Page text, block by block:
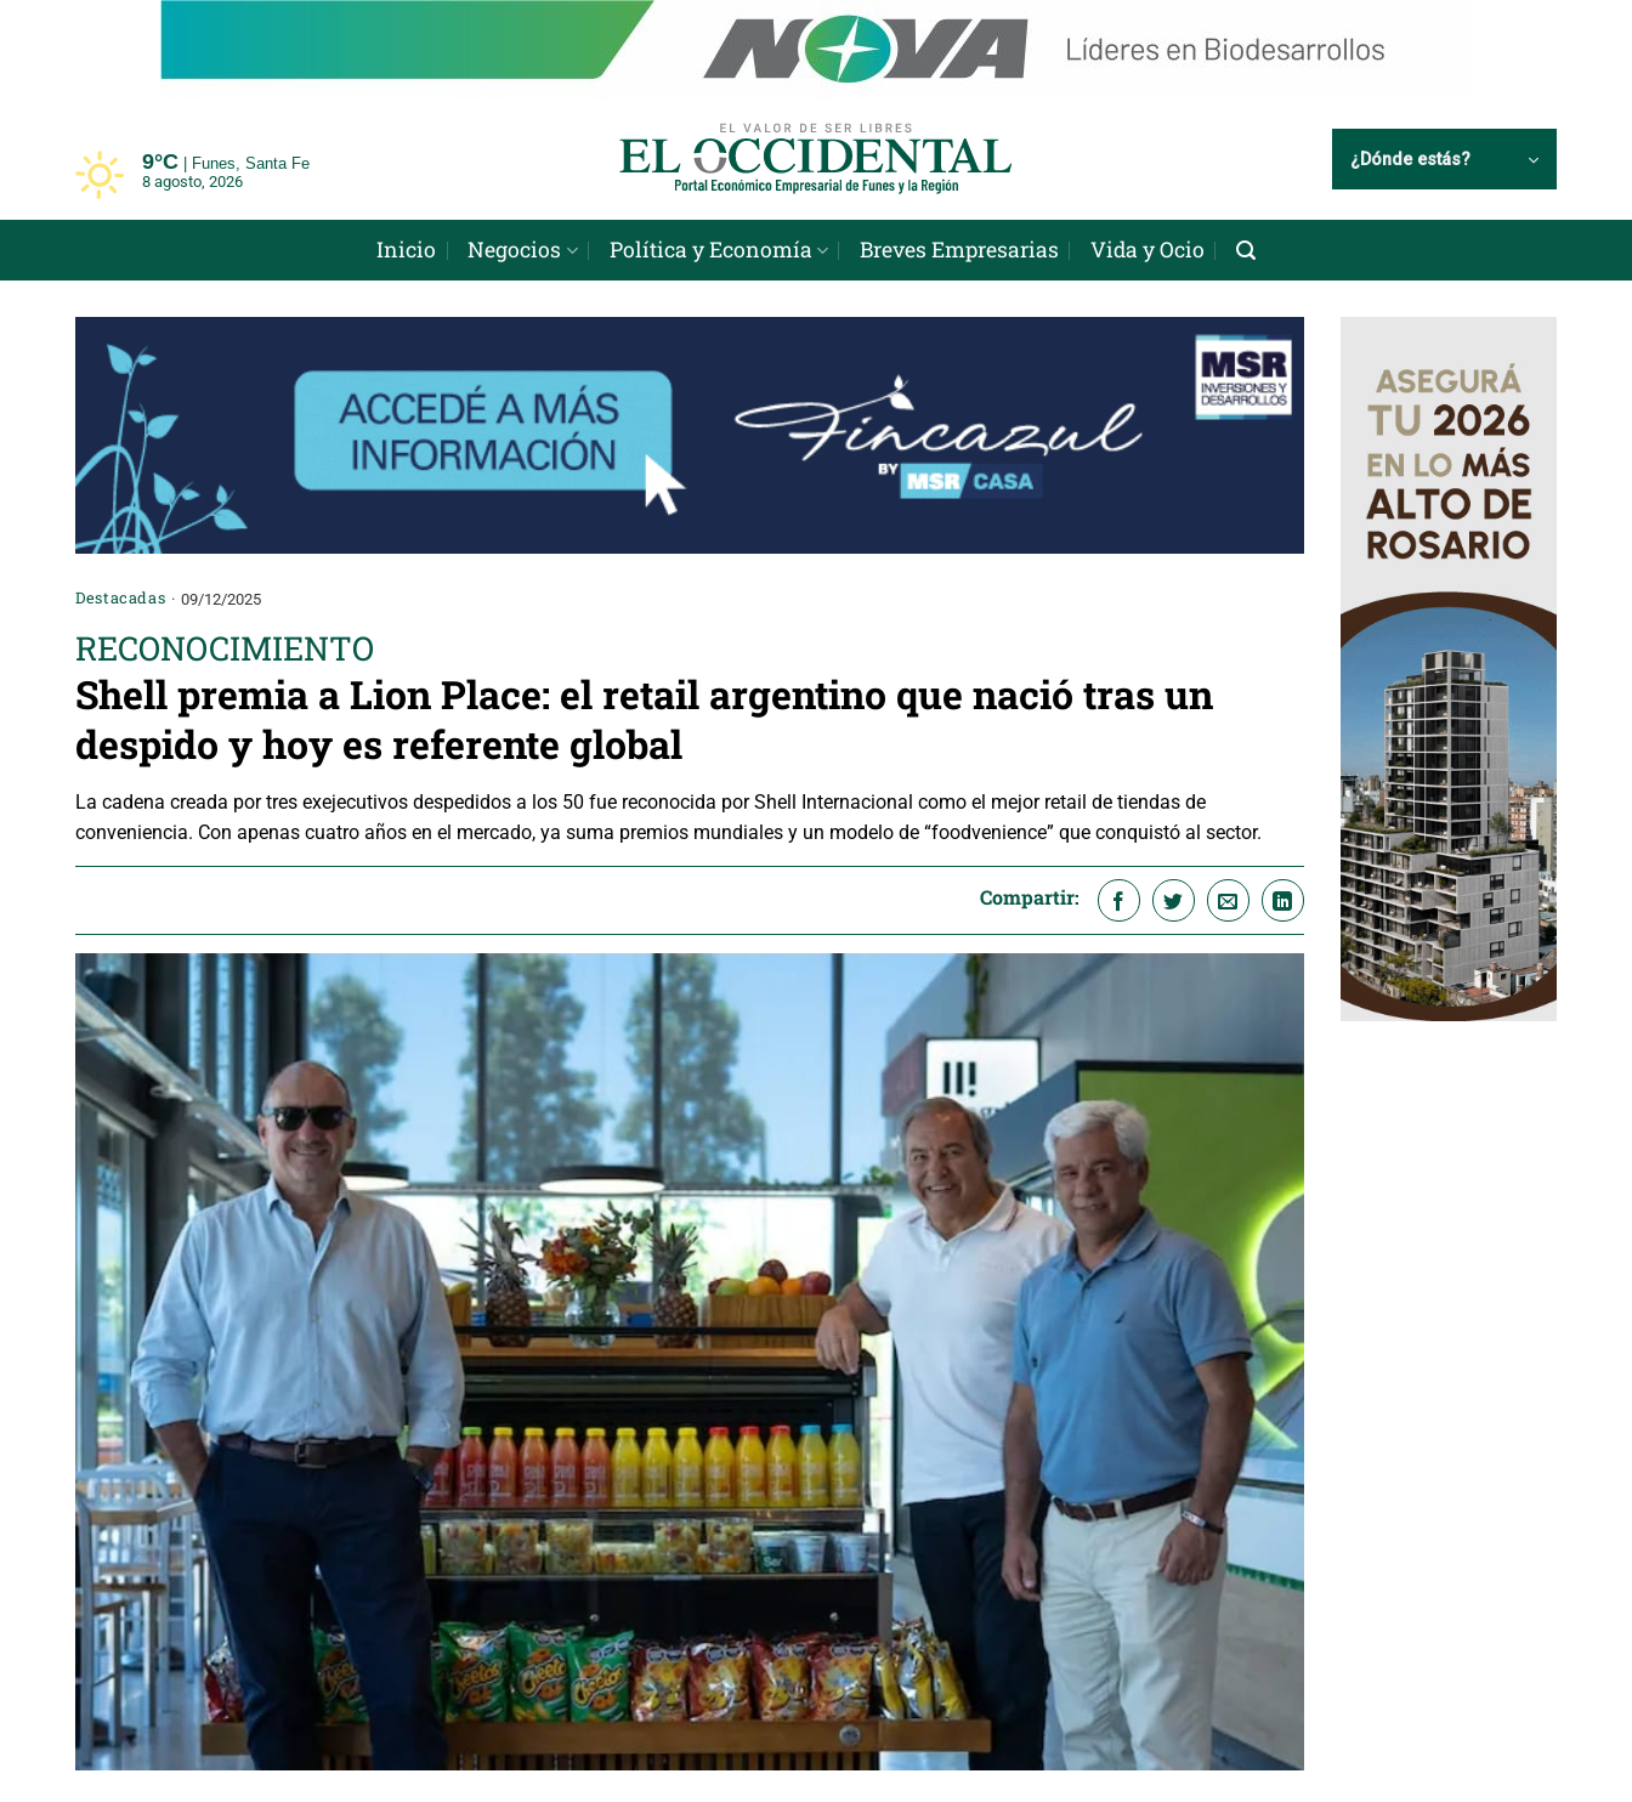
9°C
Funes, Santa Fe
8 agosto, 2026
¿Dónde estás?
Inicio Negocios Política y Economía Breves Empresarias Vida y Ocio
Destacadas 09/12/2025
RECONOCIMIENTO
Shell premia a Lion Place: el retail argentino que nació tras un
despido y hoy es referente global
La cadena creada por tres exejecutivos despedidos a los 50 fue reconocida por Shell Internacional como el mejor retail de tiendas de
conveniencia. Con apenas cuatro años en el mercado, ya suma premios mundiales y un modelo de “foodvenience” que conquistó al sector.
Compartir: